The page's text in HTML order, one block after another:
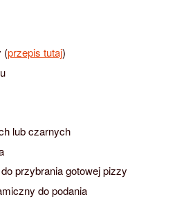
(przepis tutaj)
lub czarnych
przybrania gotowej pizzy
do podania